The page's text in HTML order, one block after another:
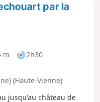
par la
m
2h30
(Haute-Vienne)
jusqu'au château de